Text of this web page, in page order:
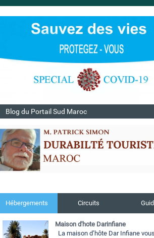
Blog du Portail Sud Maroc
Hébergements Circuits
Maison d'hote Darinfiane
La maison d’hôte Dar Infiane vous